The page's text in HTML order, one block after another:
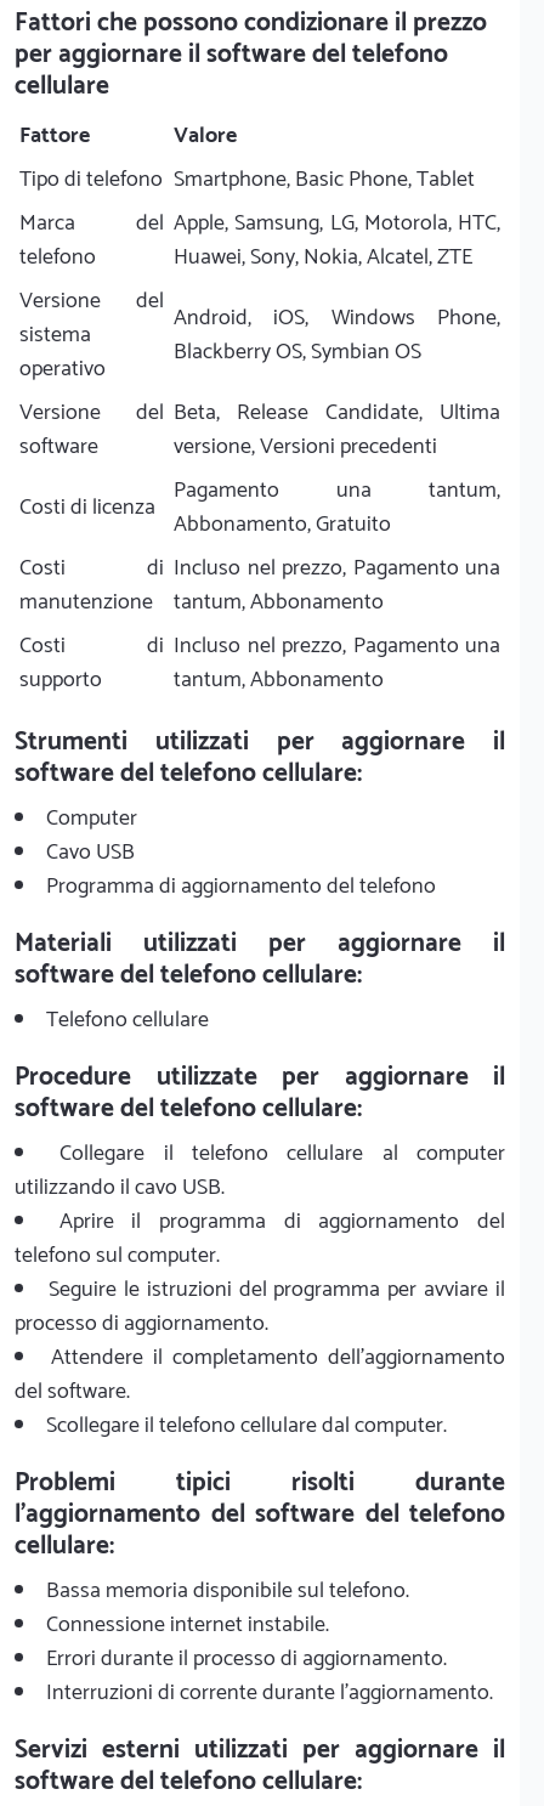
Fattori che possono condizionare il prezzo
per aggiornare il software del telefono
cellulare
Fattore
Valore
Tipo di telefono Smartphone, Basic Phone, Tablet
Marca del
telefono
Apple, Samsung, LG, Motorola, HTC,
Huawei, Sony, Nokia, Alcatel, ZTE
Versione del
sistema
operativo
Android, iOS, Windows Phone,
Blackberry OS, Symbian OS
Versione del
software
Beta, Release Candidate, Ultima
versione, Versioni precedenti
Costi di licenza Pagamento una tantum,
Abbonamento, Gratuito
Costi di
manutenzione
Incluso nel prezzo, Pagamento una
tantum, Abbonamento
Costi di
supporto
Incluso nel prezzo, Pagamento una
tantum, Abbonamento
Strumenti utilizzati per aggiornare il
software del telefono cellulare:
Computer
Cavo USB
Programma di aggiornamento del telefono
Materiali utilizzati per aggiornare il
software del telefono cellulare:
Telefono cellulare
Procedure utilizzate per aggiornare il
software del telefono cellulare:
Collegare il telefono cellulare al computer
utilizzando il cavo USB.
Aprire il programma di aggiornamento del
telefono sul computer.
Seguire le istruzioni del programma per avviare il
processo di aggiornamento.
Attendere il completamento dell'aggiornamento
del software.
Scollegare il telefono cellulare dal computer.
Problemi tipici risolti durante
l'aggiornamento del software del telefono
cellulare:
Bassa memoria disponibile sul telefono.
Connessione internet instabile.
Errori durante il processo di aggiornamento.
Interruzioni di corrente durante l'aggiornamento.
Servizi esterni utilizzati per aggiornare il
software del telefono cellulare: